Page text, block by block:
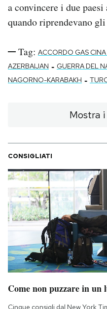
a convincere i due
quando riprendevano
Tag: ACCORDO GAS CINA
AZERBAIJAN - GUERRA DEL
NAGORNO-KARABAKH -
Mostra
CONSIGLIATI
Come non puzzare in un
Cinque consigli dal New York